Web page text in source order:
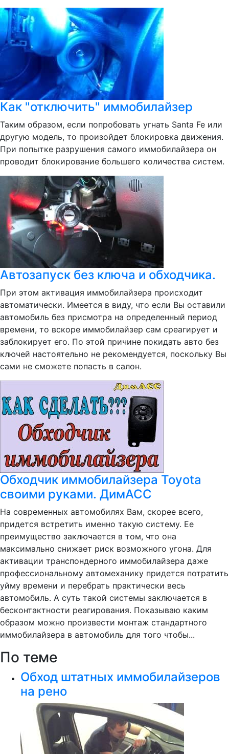
Как "отключить" иммобилайзер
Таким образом, если попробовать угнать Santa Fe или
другую модель, то произойдет блокировка движения.
При попытке разрушения самого иммобилайзера он
проводит блокирование большего количества систем.
Автозапуск без ключа и обходчика.
При этом активация иммобилайзера происходит
автоматически. Имеется в виду, что если Вы оставили
автомобиль без присмотра на определенный период
времени, то вскоре иммобилайзер сам среагирует и
заблокирует его. По этой причине покидать авто без
ключей настоятельно не рекомендуется, поскольку Вы
сами не сможете попасть в салон.
Обходчик иммобилайзера Toyota
своими руками. ДимАСС
На современных автомобилях Вам, скорее всего,
придется встретить именно такую систему. Ее
преимущество заключается в том, что она
максимально снижает риск возможного угона. Для
активации транспондерного иммобилайзера даже
профессиональному автомеханику придется потратить
уйму времени и перебрать практически весь
автомобиль. А суть такой системы заключается в
бесконтактности реагирования. Показываю каким
образом можно произвести монтаж стандартного
иммобилайзера в автомобиль для того чтобы...
По теме
Обход штатных иммобилайзеров
на рено